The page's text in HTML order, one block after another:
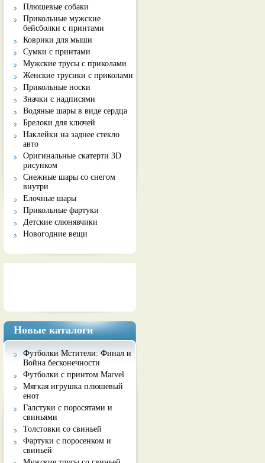
Плюшевые собаки
Прикольные мужские
бейсболки с принтами
Коврики для мыши
Сумки с принтами
Мужские трусы с приколами
Женские трусики с приколами
Прикольные носки
Значки с надписями
Водяные шары в виде сердца
Брелоки для ключей
Наклейки на заднее стекло
авто
Оригинальные скатерти 3D
рисунком
Снежные шары со снегом
внутри
Елочные шары
Прикольные фартуки
Детские слюнявчики
Новогодние вещи
Новые каталоги
Футболки Мстители: Финал и
Война бесконечности
Футболки с принтом Marvel
Мягкая игрушка плюшевый
енот
Галстуки с поросятами и
свиньями
Толстовки со свиньей
Фартуки с поросенком и
свиньей